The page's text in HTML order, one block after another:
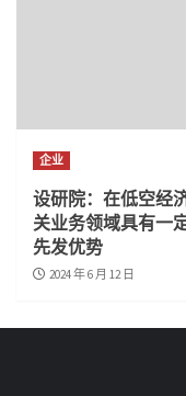
企业
设研院：在低空经
关业务领域具有一
先发优势
2024 年 6 月 12 日